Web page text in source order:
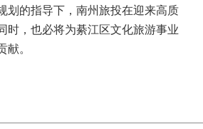
划的指导下，南州旅投在迎来高质
时，也必将为綦江区文化旅游事业
。